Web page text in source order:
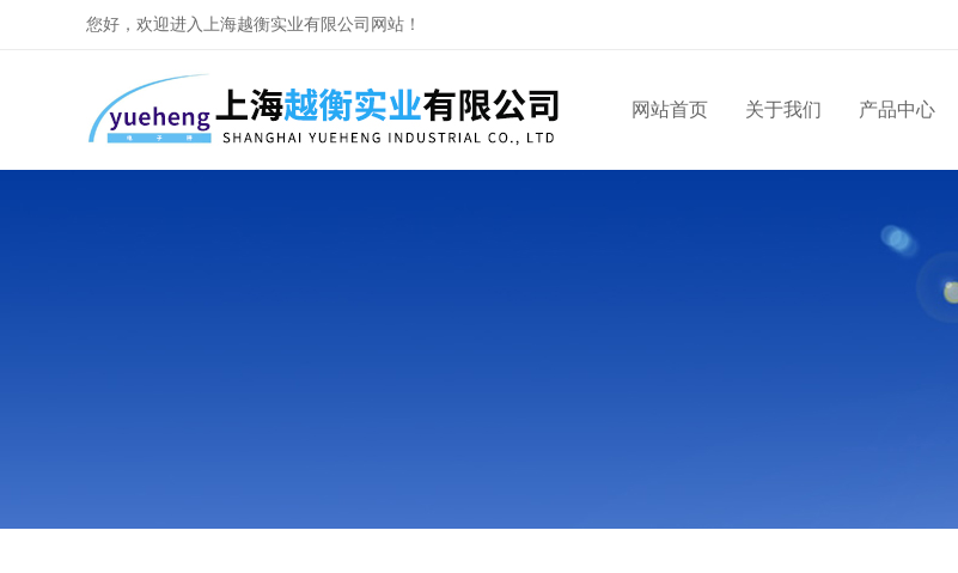
您好，欢迎进入上海越衡实业有限公司网站！
网站首页 关于我们 产品中心